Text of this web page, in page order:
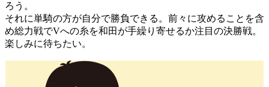
ろう。
それに単騎の方が自分で勝負できる。前々に攻めることを含
め総力戦でVへの糸を和田が手繰り寄せるか注目の決勝戦。
楽しみに待ちたい。